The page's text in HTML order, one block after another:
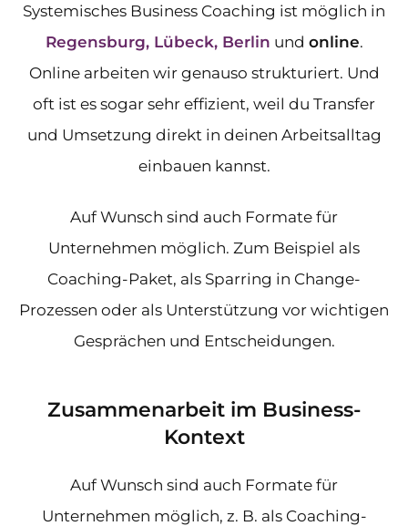
Systemisches Business Coaching ist möglich in
Regensburg, Lübeck, Berlin und online.
Online arbeiten wir genauso strukturiert. Und
oft ist es sogar sehr effizient, weil du Transfer
und Umsetzung direkt in deinen Arbeitsalltag
einbauen kannst.
Auf Wunsch sind auch Formate für
Unternehmen möglich. Zum Beispiel als
Coaching-Paket, als Sparring in Change-
Prozessen oder als Unterstützung vor wichtigen
Gesprächen und Entscheidungen.
Zusammenarbeit im Business-
Kontext
Auf Wunsch sind auch Formate für
Unternehmen möglich, z. B. als Coaching-